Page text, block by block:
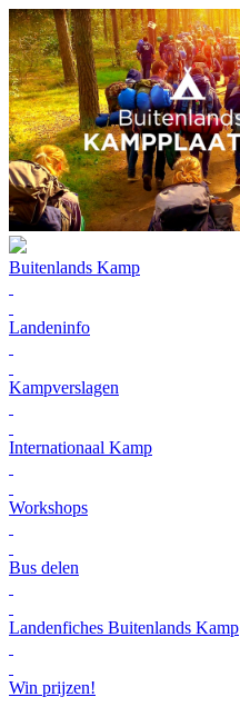
Buitenlands Kamp
Landeninfo
Kampverslagen
Internationaal Kamp
Workshops
Bus delen
Landenfiches Buitenlands Kamp
Win prijzen!